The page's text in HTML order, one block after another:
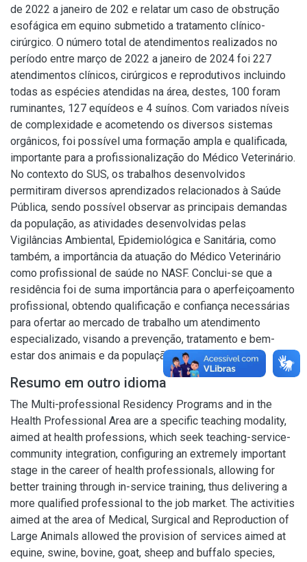
de 2022 a janeiro de 202 e relatar um caso de obstrução
esofágica em equino submetido a tratamento clínico-
cirúrgico. O número total de atendimentos realizados no
período entre março de 2022 a janeiro de 2024 foi 227
atendimentos clínicos, cirúrgicos e reprodutivos incluindo
todas as espécies atendidas na área, destes, 100 foram
ruminantes, 127 equídeos e 4 suínos. Com variados níveis
de complexidade e acometendo os diversos sistemas
orgânicos, foi possível uma formação ampla e qualificada,
importante para a profissionalização do Médico Veterinário.
No contexto do SUS, os trabalhos desenvolvidos
permitiram diversos aprendizados relacionados à Saúde
Pública, sendo possível observar as principais demandas
da população, as atividades desenvolvidas pelas
Vigilâncias Ambiental, Epidemiológica e Sanitária, como
também, a importância da atuação do Médico Veterinário
como profissional de saúde no NASF. Conclui-se que a
residência foi de suma importância para o aperfeiçoamento
profissional, obtendo qualificação e confiança necessárias
para ofertar ao mercado de trabalho um atendimento
especializado, visando a prevenção, tratamento e bem-
estar dos animais e da população em geral.
Resumo em outro idioma
The Multi-professional Residency Programs and in the
Health Professional Area are a specific teaching modality,
aimed at health professions, which seek teaching-service-
community integration, configuring an extremely important
stage in the career of health professionals, allowing for
better training through in-service training, thus delivering a
more qualified professional to the job market. The activities
aimed at the area of Medical, Surgical and Reproduction of
Large Animals allowed the provision of services aimed at
equine, swine, bovine, goat, sheep and buffalo species,